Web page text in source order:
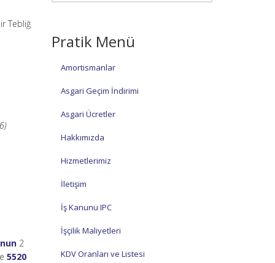
Tebliğ
2
5520
Pratik Menü
Amortismanlar
Asgari Geçim İndirimi
Asgari Ücretler
Hakkımızda
Hizmetlerimiz
İletişim
İş Kanunu IPC
İşçilik Maliyetleri
KDV Oranları ve Listesi